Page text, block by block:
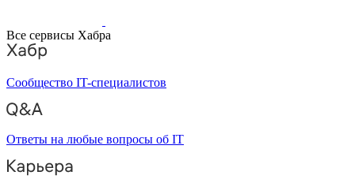
Все сервисы Хабра
Сообщество IT-специалистов
Ответы на любые вопросы об IT